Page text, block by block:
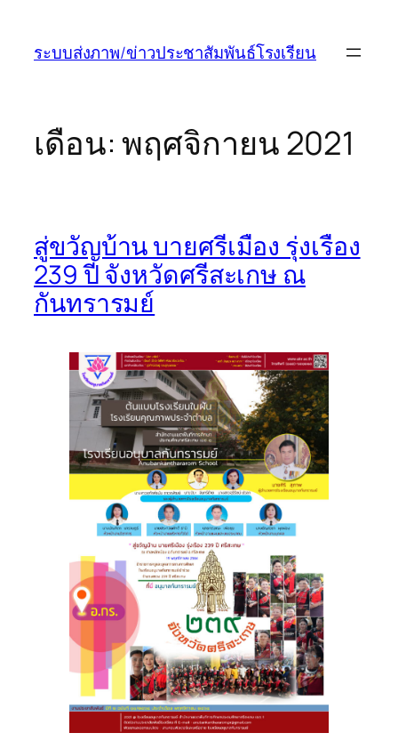
ระบบส่งภาพ/ข่าวประชาสัมพันธ์โรงเรียน
เดือน:พฤศจิกายน 2021
สู่ขวัญบ้าน บายศรีเมือง รุ่งเรือง
239 ปี จังหวัดศรีสะเกษ ณ
กันทรารมย์